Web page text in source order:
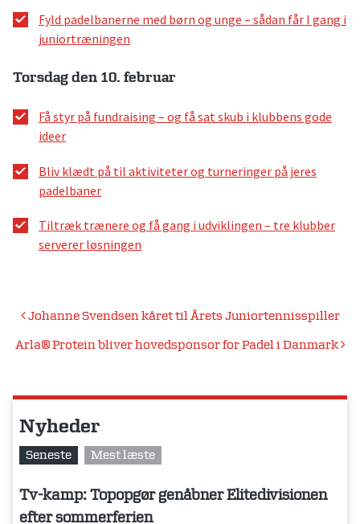
Fyld padelbanerne med børn og unge – sådan får I gang i
juniortræningen
Torsdag den 10. februar
Få styr på fundraising – og få sat skub i klubbens gode
ideer
Bliv klædt på til aktiviteter og turneringer på jeres
padelbaner
Tiltræk trænere og få gang i udviklingen – tre klubber
serverer løsningen
Indlægsnavigation
Johanne Svendsen kåret til Årets Juniortennisspiller
Arla® Protein bliver hovedsponsor for Padel i Danmark
Nyheder
Seneste Mest læste
Tv-kamp: Topopgør genåbner Elitedivisionen
efter sommerferien